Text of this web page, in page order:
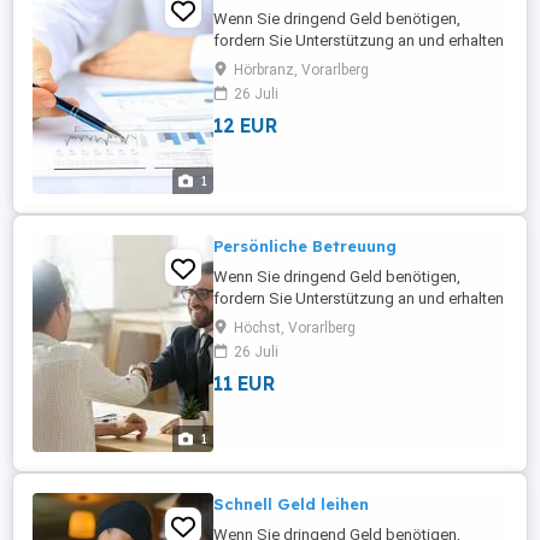
1
Wenn Sie dringend Geld benötigen,
fordern Sie Unterstützung an und erhalten
Sie einen Betrag zwischen fünftausend
und acht Millionen zu einem niedrigen
Zinssatz. Kontaktieren Sie uns-
petergullierltd(a)proton.me
Hörbranz, Vorarlberg
26 Juli
12 EUR
1
Persönliche Betreuung
Wenn Sie dringend Geld benötigen,
fordern Sie Unterstützung an und erhalten
Sie einen Betrag zwischen fünftausend
und acht Millionen zu einem niedrigen
Zinssatz. Kontaktieren Sie uns-
petergullierltd(a)proton.me
Höchst, Vorarlberg
26 Juli
11 EUR
Schnell Geld leihen
Wenn Sie dringend Geld benötigen,